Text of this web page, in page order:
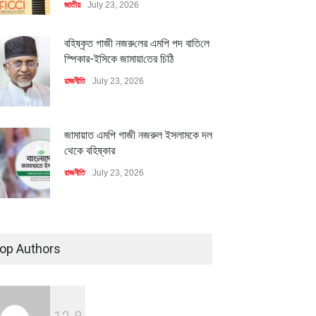
জাতীয় July 23, 2026
বহিষ্কৃত গাজী নজরু‌লের এম‌পি পদ বা‌তি‌লে
স্পিকার-ইসিকে জামায়া‌তের চি‌ঠি
রাজনীতি July 23, 2026
জামায়াত এমপি গাজী নজরুল ইসলামকে দল
থেকে বহিষ্কার
রাজনীতি July 23, 2026
Authors